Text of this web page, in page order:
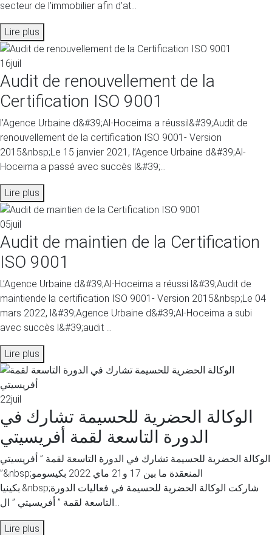
secteur de l’immobilier afin d’at...
Lire plus
16juil
Audit de renouvellement de la
Certification ISO 9001
l’Agence Urbaine d&#39;Al-Hoceima a réussil&#39;Audit de
renouvellement de la certification ISO 9001- Version
2015&nbsp;Le 15 janvier 2021, l’Agence Urbaine d&#39;Al-
Hoceima a passé avec succès l&#39;...
Lire plus
05juil
Audit de maintien de la Certification
ISO 9001
L’Agence Urbaine d&#39;Al-Hoceima a réussi l&#39;Audit de
maintiende la certification ISO 9001- Version 2015&nbsp;Le 04
mars 2022, l&#39;Agence Urbaine d&#39;Al-Hoceima a subi
avec succès l&#39;audit ...
Lire plus
22juil
الوكالة الحضرية للحسيمة تشارك في
الدورة التاسعة لقمة أفريسيتي
الوكالة الحضرية للحسيمة تشارك في الدورة التاسعة لقمة ” أفريسيتي
”&nbsp;المنعقدة ما بين 17 و21 ماي 2022 بكيسومو
بكينيا.&nbsp;شاركت الوكالة الحضرية للحسيمة في فعاليات الدورة
Lire plus